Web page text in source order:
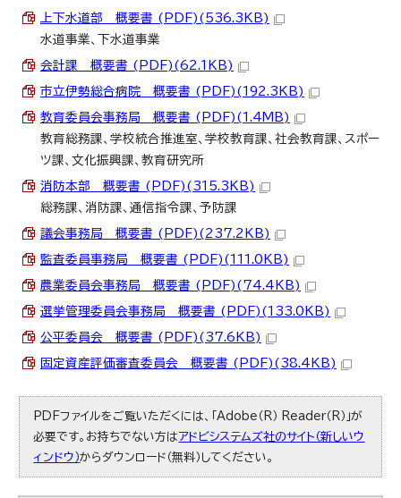
上下水道部 概要書 (PDF)(536.3KB)
水道事業、下水道事業
会計課 概要書 (PDF)(62.1KB)
市立伊勢総合病院 概要書 (PDF)(192.3KB)
教育委員会事務局 概要書 (PDF)(1.4MB)
教育総務課、学校統合推進室、学校教育課、社会教育課、スポー
ツ課、文化振興課、教育研究所
消防本部 概要書 (PDF)(315.3KB)
総務課、消防課、通信指令課、予防課
議会事務局 概要書 (PDF)(237.2KB)
監査委員事務局 概要書 (PDF)(111.0KB)
農業委員会事務局 概要書 (PDF)(74.4KB)
選挙管理委員会事務局 概要書 (PDF)(133.0KB)
公平委員会 概要書 (PDF)(37.6KB)
固定資産評価審査委員会 概要書 (PDF)(38.4KB)
PDFファイルをご覧いただくには、「Adobe（R） Reader（R）」が
必要です。お持ちでない方は アドビシステムズ社のサイト（新しいウ
ィンドウ）からダウンロード（無料）してください。